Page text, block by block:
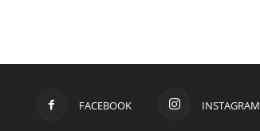
FACEBOOK INSTAGRAM